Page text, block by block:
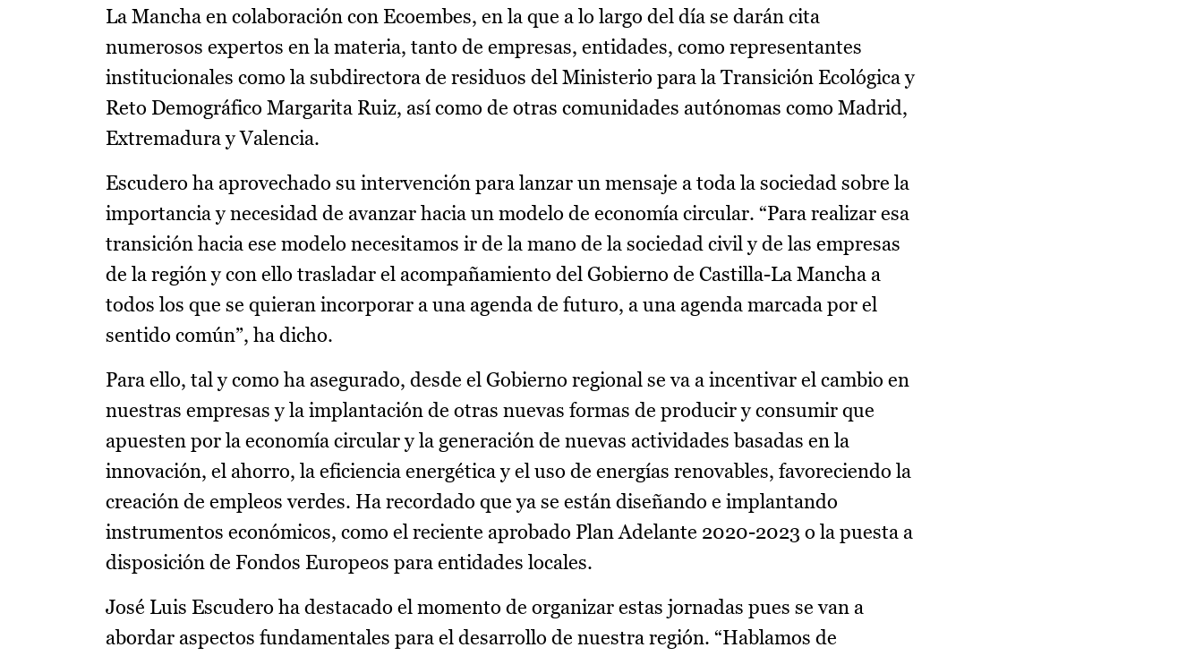
La Mancha en colaboración con Ecoembes, en la que a lo largo del día se darán cita
numerosos expertos en la materia, tanto de empresas, entidades, como representantes
institucionales como la subdirectora de residuos del Ministerio para la Transición Ecológica y
Reto Demográfico Margarita Ruiz, así como de otras comunidades autónomas como Madrid,
Extremadura y Valencia.
Escudero ha aprovechado su intervención para lanzar un mensaje a toda la sociedad sobre la
importancia y necesidad de avanzar hacia un modelo de economía circular. “Para realizar esa
transición hacia ese modelo necesitamos ir de la mano de la sociedad civil y de las empresas
de la región y con ello trasladar el acompañamiento del Gobierno de Castilla-La Mancha a
todos los que se quieran incorporar a una agenda de futuro, a una agenda marcada por el
sentido común”, ha dicho.
Para ello, tal y como ha asegurado, desde el Gobierno regional se va a incentivar el cambio en
nuestras empresas y la implantación de otras nuevas formas de producir y consumir que
apuesten por la economía circular y la generación de nuevas actividades basadas en la
innovación, el ahorro, la eficiencia energética y el uso de energías renovables, favoreciendo la
creación de empleos verdes. Ha recordado que ya se están diseñando e implantando
instrumentos económicos, como el reciente aprobado Plan Adelante 2020-2023 o la puesta a
disposición de Fondos Europeos para entidades locales.
José Luis Escudero ha destacado el momento de organizar estas jornadas pues se van a
abordar aspectos fundamentales para el desarrollo de nuestra región. “Hablamos de